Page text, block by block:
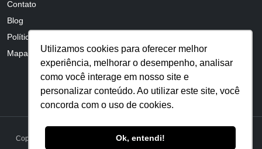
Utilizamos cookies para oferecer melhor
experiência, melhorar o desempenho, analisar
como você interage em nosso site e
personalizar conteúdo. Ao utilizar este site, você
concorda com o uso de cookies.
Ok, entendi!
Contato
Blog
Política de Privacidade
Mapa do Site
Copyright © 2026 Femes Ferramentaria | Todos os Direitos Reservados.